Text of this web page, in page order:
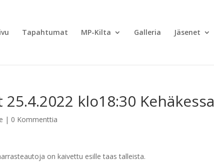
Tapahtumat MP-Kilta Galleria Jäsenet
klo18:30 Kehäkessa
| 0 Kommenttia
on kaivettu esille taas talleista.